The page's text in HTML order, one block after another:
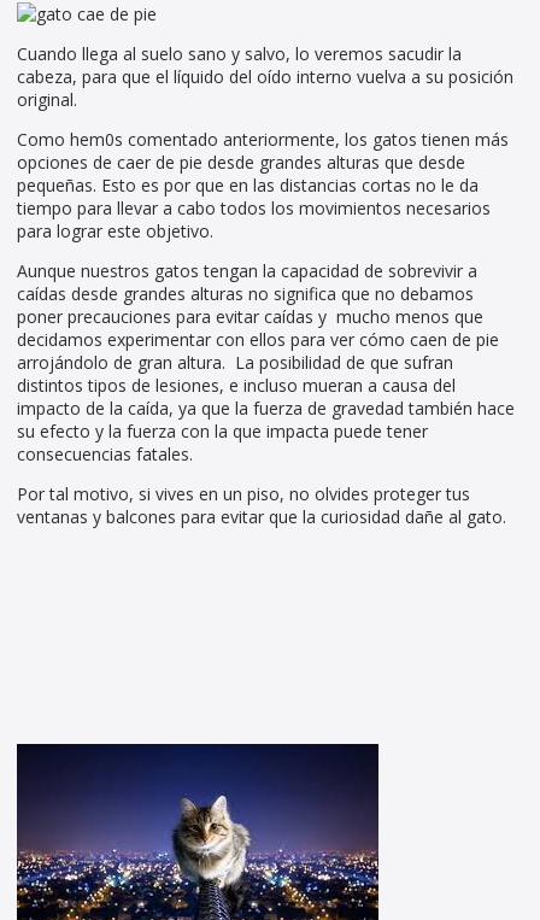
Cuando llega al suelo sano y salvo, lo veremos sacudir la
cabeza, para que el líquido del oído interno vuelva a su posición
original.
Como hem0s comentado anteriormente, los gatos tienen más
opciones de caer de pie desde grandes alturas que desde
pequeñas. Esto es por que en las distancias cortas no le da
tiempo para llevar a cabo todos los movimientos necesarios
para lograr este objetivo.
Aunque nuestros gatos tengan la capacidad de sobrevivir a
caídas desde grandes alturas no significa que no debamos
poner precauciones para evitar caídas y mucho menos que
decidamos experimentar con ellos para ver cómo caen de pie
arrojándolo de gran altura. La posibilidad de que sufran
distintos tipos de lesiones, e incluso mueran a causa del
impacto de la caída, ya que la fuerza de gravedad también hace
su efecto y la fuerza con la que impacta puede tener
consecuencias fatales.
Por tal motivo, si vives en un piso, no olvides proteger tus
ventanas y balcones para evitar que la curiosidad dañe al gato.